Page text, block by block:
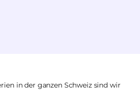
in der ganzen Schweiz sind wir